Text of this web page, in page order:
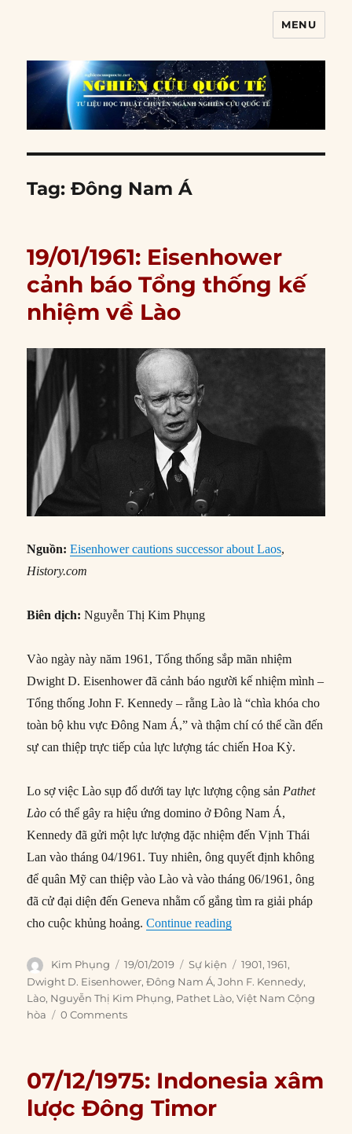
MENU
Tag:Đông Nam Á
19/01/1961: Eisenhower
cảnh báo Tổng thống kế
nhiệm về Lào
Nguồn: Eisenhower cautions successor about Laos,
History.com
Biên dịch: Nguyễn Thị Kim Phụng
Vào ngày này năm 1961, Tổng thống sắp mãn nhiệm
Dwight D. Eisenhower đã cảnh báo người kế nhiệm mình –
Tổng thống John F. Kennedy – rằng Lào là “chìa khóa cho
toàn bộ khu vực Đông Nam Á,” và thậm chí có thể cần đến
sự can thiệp trực tiếp của lực lượng tác chiến Hoa Kỳ.
Lo sợ việc Lào sụp đổ dưới tay lực lượng cộng sảnPathet
Lào có thể gây ra hiệu ứng domino ở Đông Nam Á,
Kennedy đã gửi một lực lượng đặc nhiệm đến Vịnh Thái
Lan vào tháng 04/1961. Tuy nhiên, ông quyết định không
để quân Mỹ can thiệp vào Lào và vào tháng 06/1961, ông
đã cử đại diện đến Geneva nhằm cố gắng tìm ra giải pháp
cho cuộc khủng hoảng.Continue reading“19/01/1961:
Author
Kim Phụng
Posted
on
19/01/2019 Categories
Sự kiện Tags
1901,1961,
Dwight D. Eisenhower,Đông Nam Á,John F. Kennedy,
Lào, Nguyễn Thị Kim Phụng, Pathet Lào,Việt Nam Cộng
hòa
0 Comments
07/12/1975: Indonesia xâm
lược Đông Timor